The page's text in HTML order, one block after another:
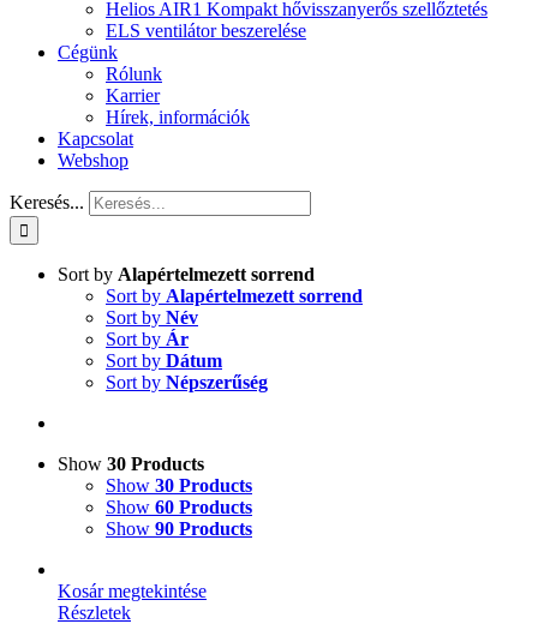
Helios AIR1 Kompakt hővisszanyerős szellőztetés
ELS ventilátor beszerelése
Cégünk
Rólunk
Karrier
Hírek, információk
Kapcsolat
Webshop
Keresés...
Sort by Alapértelmezett sorrend
Sort by Alapértelmezett sorrend
Sort by Név
Sort by Ár
Sort by Dátum
Sort by Népszerűség
Show 30 Products
Show 30 Products
Show 60 Products
Show 90 Products
Kosár megtekintése
Részletek